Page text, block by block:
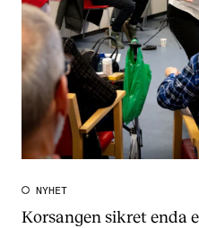
NYHET
Korsangen sikret enda